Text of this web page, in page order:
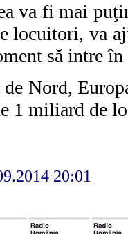
va fi mai
locuitori, va
să intre în
Nord,
1 miliard de
20:01